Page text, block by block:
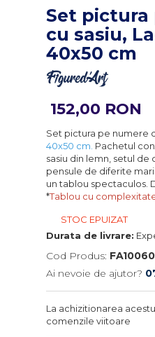
Set pictura
cu sasiu,
40x50 cm
152,00 RON
Set pictura pe numere
40x50 cm. Pachetul
sasiu din lemn, setul
pensule de diferite
un tablou spectaculos.
*Tablou cu
STOC EPUIZAT
Durata de livrare:
Cod Produs:
Ai nevoie de ajutor?
La achizitionarea
comenzile viitoare